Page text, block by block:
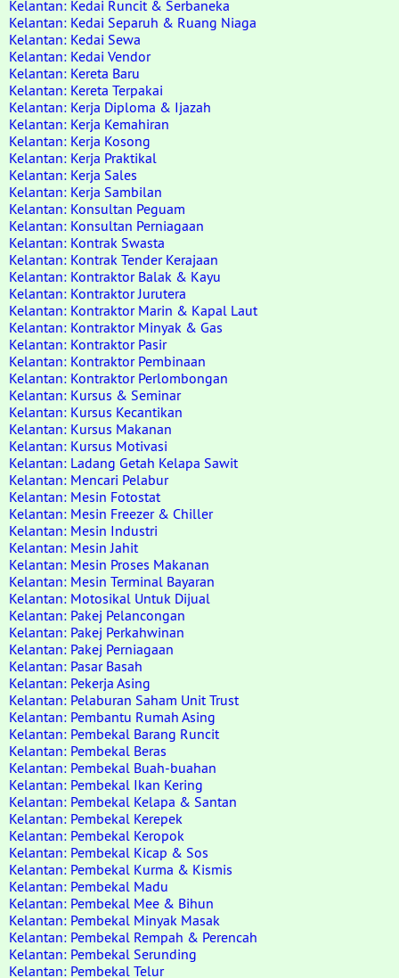
Kelantan: Kedai Runcit & Serbaneka
Kelantan: Kedai Separuh & Ruang Niaga
Kelantan: Kedai Sewa
Kelantan: Kedai Vendor
Kelantan: Kereta Baru
Kelantan: Kereta Terpakai
Kelantan: Kerja Diploma & Ijazah
Kelantan: Kerja Kemahiran
Kelantan: Kerja Kosong
Kelantan: Kerja Praktikal
Kelantan: Kerja Sales
Kelantan: Kerja Sambilan
Kelantan: Konsultan Peguam
Kelantan: Konsultan Perniagaan
Kelantan: Kontrak Swasta
Kelantan: Kontrak Tender Kerajaan
Kelantan: Kontraktor Balak & Kayu
Kelantan: Kontraktor Jurutera
Kelantan: Kontraktor Marin & Kapal Laut
Kelantan: Kontraktor Minyak & Gas
Kelantan: Kontraktor Pasir
Kelantan: Kontraktor Pembinaan
Kelantan: Kontraktor Perlombongan
Kelantan: Kursus & Seminar
Kelantan: Kursus Kecantikan
Kelantan: Kursus Makanan
Kelantan: Kursus Motivasi
Kelantan: Ladang Getah Kelapa Sawit
Kelantan: Mencari Pelabur
Kelantan: Mesin Fotostat
Kelantan: Mesin Freezer & Chiller
Kelantan: Mesin Industri
Kelantan: Mesin Jahit
Kelantan: Mesin Proses Makanan
Kelantan: Mesin Terminal Bayaran
Kelantan: Motosikal Untuk Dijual
Kelantan: Pakej Pelancongan
Kelantan: Pakej Perkahwinan
Kelantan: Pakej Perniagaan
Kelantan: Pasar Basah
Kelantan: Pekerja Asing
Kelantan: Pelaburan Saham Unit Trust
Kelantan: Pembantu Rumah Asing
Kelantan: Pembekal Barang Runcit
Kelantan: Pembekal Beras
Kelantan: Pembekal Buah-buahan
Kelantan: Pembekal Ikan Kering
Kelantan: Pembekal Kelapa & Santan
Kelantan: Pembekal Kerepek
Kelantan: Pembekal Keropok
Kelantan: Pembekal Kicap & Sos
Kelantan: Pembekal Kurma & Kismis
Kelantan: Pembekal Madu
Kelantan: Pembekal Mee & Bihun
Kelantan: Pembekal Minyak Masak
Kelantan: Pembekal Rempah & Perencah
Kelantan: Pembekal Serunding
Kelantan: Pembekal Telur